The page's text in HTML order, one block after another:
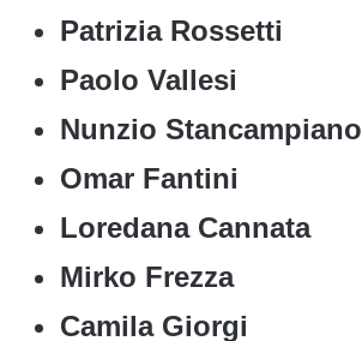
Patrizia Rossetti
Paolo Vallesi
Nunzio Stancampiano
Omar Fantini
Loredana Cannata
Mirko Frezza
Camila Giorgi